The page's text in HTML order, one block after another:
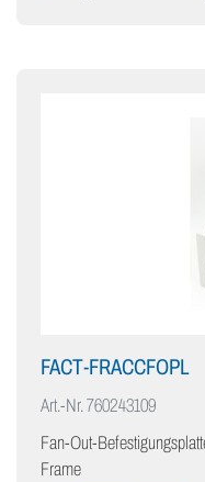
FACT-FRACCFOPL
Art.-Nr.760243109
Fan-Out-
Frame